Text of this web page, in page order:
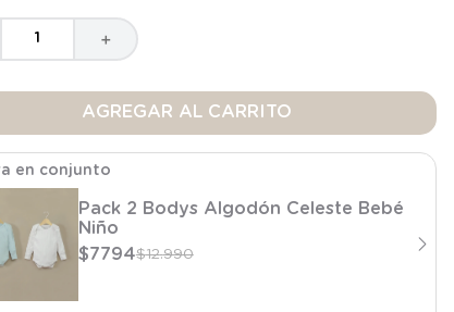
＋
AGREGAR AL CARRITO
en conjunto
Pack 2 Bodys Algodón Celeste Bebé
Niño
$7794$12.990